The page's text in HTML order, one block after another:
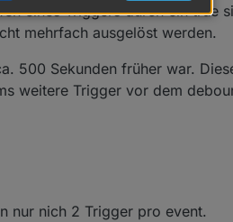
eines Triggers durch ein true
mehrfach ausgelöst werden.
500 Sekunden früher war.
weitere Trigger vor dem
nur nich 2 Trigger pro event.